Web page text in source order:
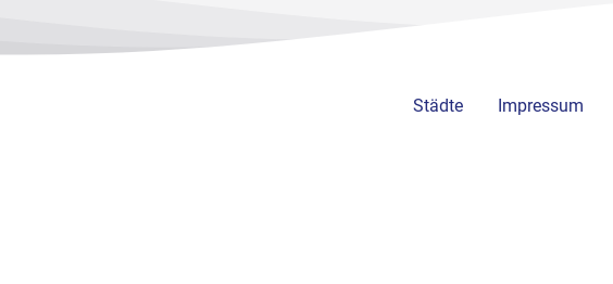
Städte Impressum